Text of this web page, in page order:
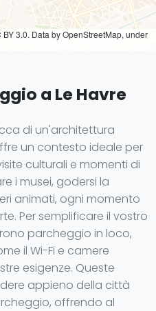
BY 3.0. Data by OpenStreetMap, under
a Le Havre
di un'architettura
un contesto ideale per
culturali e momenti di
i musei, godersi la
animati, ogni momento
Per semplificare il vostro
parcheggio in loco,
il Wi-Fi e camere
esigenze. Queste
appieno della città
offrendo al